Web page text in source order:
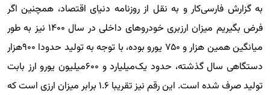
به گزارش فارسی‌کار و به نقل از روزنامه دنیای اقتصاد، همچنین اگر
فرض بگیریم میزان ارزبری خودروهای داخلی در سال ۱۴۰۰ نیز به طور
میانگین همین هزار و ۷۵۰ یورو بوده، با توجه به تولید حدودا ۹۰۰هزار
دستگاهی سال گذشته، حدود یک‌میلیارد و ۶۰۰میلیون یورو ارز بابت
تولید صرف شده است. این رقم نیز تقریبا ۱.۶ برابر میزان ارزی است که